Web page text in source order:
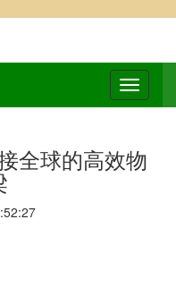
全球的高效物